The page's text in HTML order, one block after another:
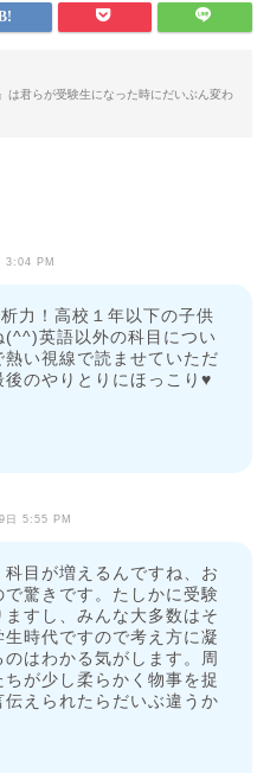
は君らが受験生になった時にだいぶん変わ
3:04 PM
力！高校１年以下の子供
(^^)英語以外の科目につい
い視線で読ませていただ
後のやりとりにほっこり♥
日 5:55 PM
目が増えるんですね、お
驚きです。たしかに受験
すし、みんな大多数はそ
時代ですので考え方に凝
はわかる気がします。周
ちが少し柔らかく物事を捉
伝えられたらだいぶ違うか